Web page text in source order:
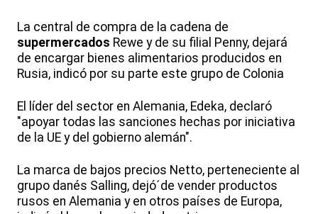
La central de compra de la cadena de
supermercados Rewe y de su filial Penny, dejará
de encargar bienes alimentarios producidos en
Rusia, indicó por su parte este grupo de Colonia
El líder del sector en Alemania, Edeka, declaró
"apoyar todas las sanciones hechas por iniciativa
de la UE y del gobierno alemán".
La marca de bajos precios Netto, perteneciente al
grupo danés Salling, dejó´de vender productos
rusos en Alemania y en otros países de Europa,